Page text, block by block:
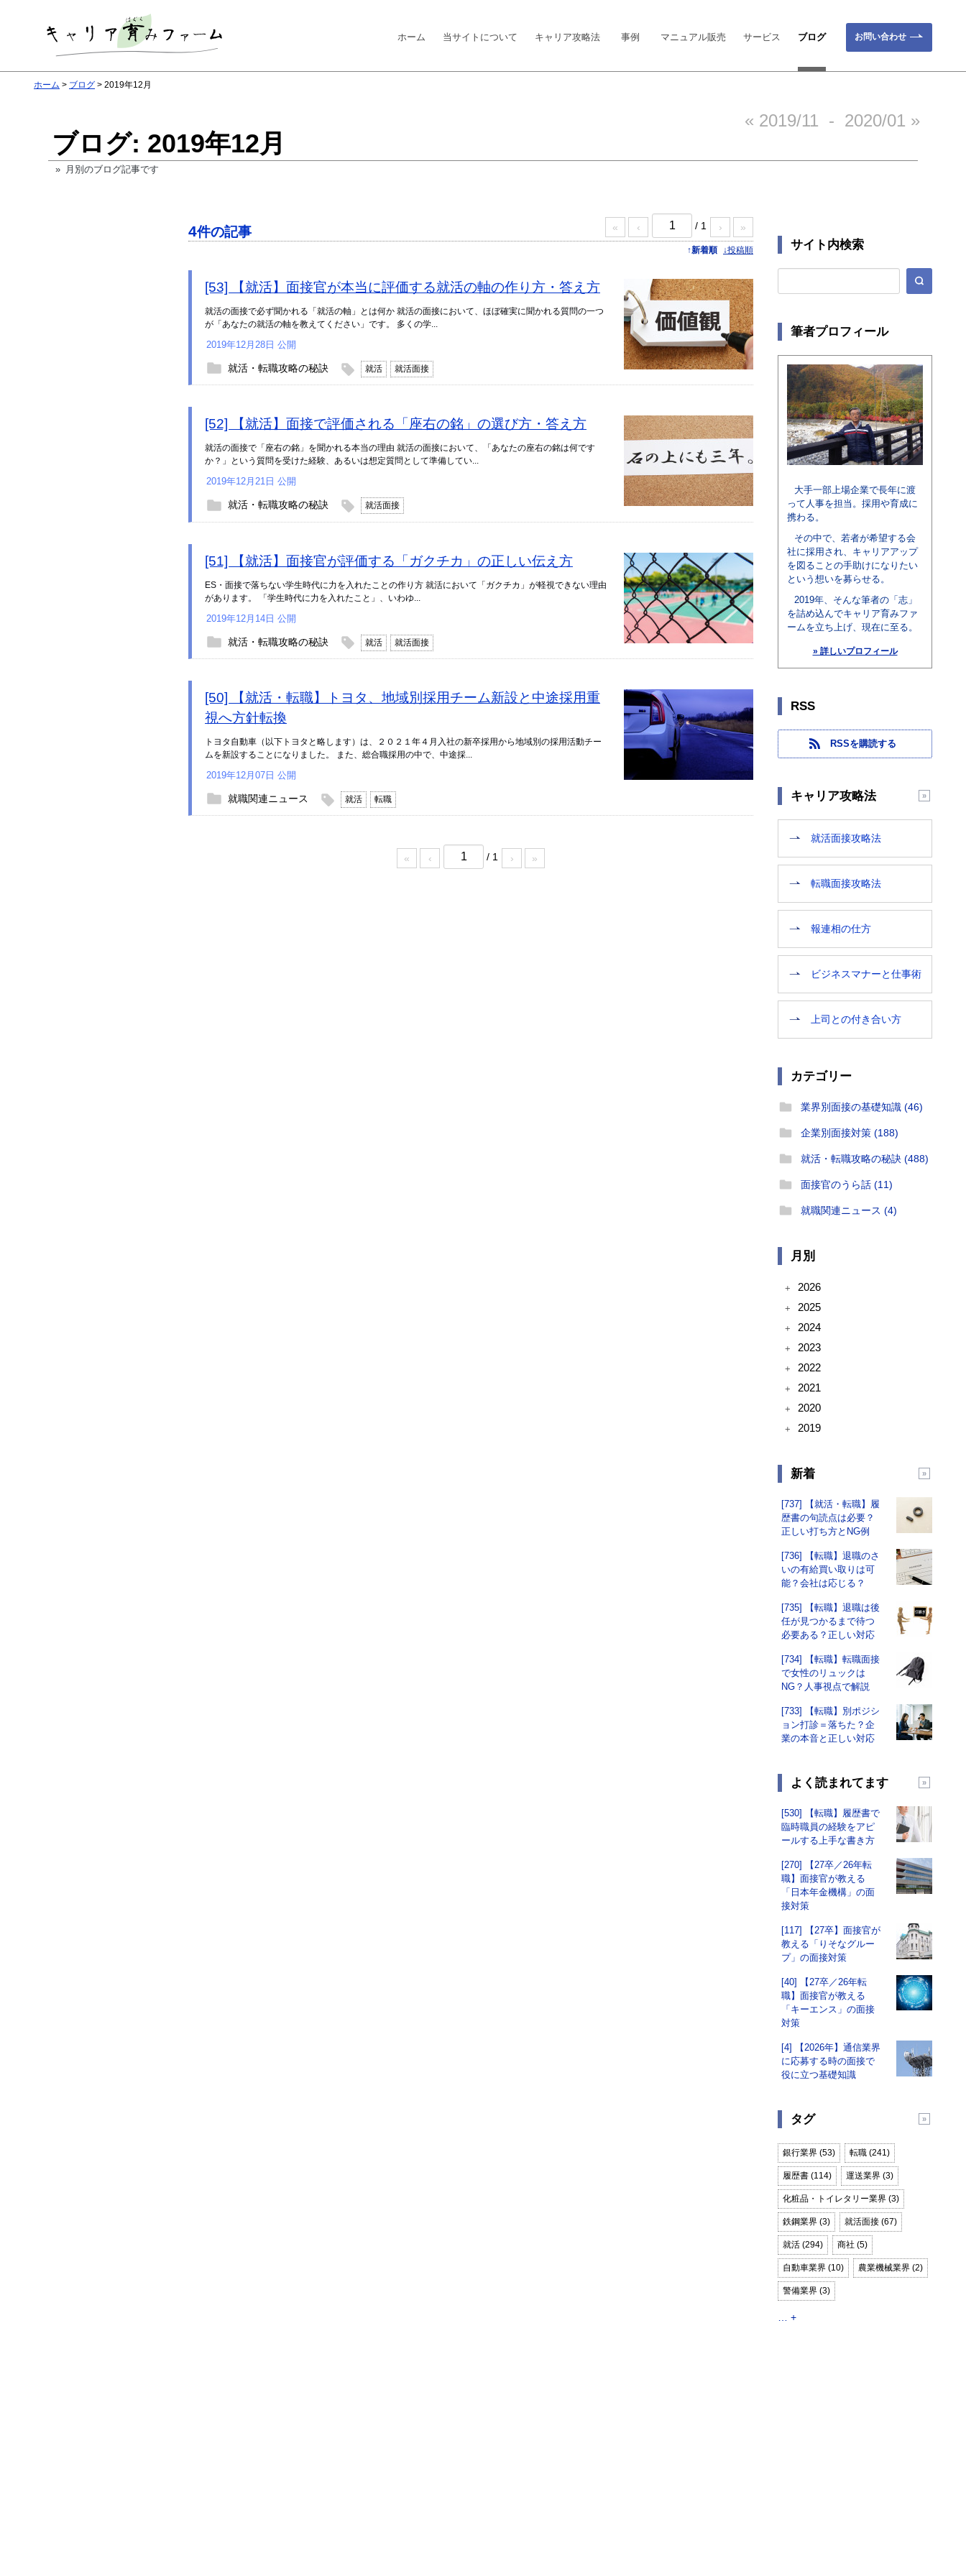
お問い合わせ
ホーム 当サイトについて キャリア攻略法 事例 マニュアル販売 サービス ブログ
ホーム ブログ 2019年12月
ブログ: 2019年12月
« 2019/11 - 2020/01 »
» 月別のブログ記事です
4件の記事
↑新着順 ↓投稿順
« ‹ / 1 › »
[53] 【就活】面接官が本当に評価する就活の軸の作り方・答え方
就活の面接で必ず聞かれる「就活の軸」とは何か 就活の面接において、ほぼ確実に聞かれる質問の一つ
が「あなたの就活の軸を教えてください」です。 多くの学...
2019年12月28日 公開
就活・転職攻略の秘訣 就活 就活面接
[52] 【就活】面接で評価される「座右の銘」の選び方・答え方
就活の面接で「座右の銘」を聞かれる本当の理由 就活の面接において、「あなたの座右の銘は何です
か？」という質問を受けた経験、あるいは想定質問として準備してい...
2019年12月21日 公開
就活・転職攻略の秘訣 就活面接
[51] 【就活】面接官が評価する「ガクチカ」の正しい伝え方
ES・面接で落ちない学生時代に力を入れたことの作り方 就活において「ガクチカ」が軽視できない理由
があります。 「学生時代に力を入れたこと」、いわゆ...
2019年12月14日 公開
就活・転職攻略の秘訣 就活 就活面接
[50] 【就活・転職】トヨタ、地域別採用チーム新設と中途採用重
視へ方針転換
トヨタ自動車（以下トヨタと略します）は、２０２１年４月入社の新卒採用から地域別の採用活動チー
ムを新設することになりました。 また、総合職採用の中で、中途採...
2019年12月07日 公開
就職関連ニュース 就活 転職
« ‹ / 1 › »
サイト内検索
筆者プロフィール
大手一部上場企業で長年に渡
って人事を担当。採用や育成に
携わる。
その中で、若者が希望する会
社に採用され、キャリアアップ
を図ることの手助けになりたい
という想いを募らせる。
2019年、そんな筆者の「志」
を詰め込んでキャリア育みファ
ームを立ち上げ、現在に至る。
» 詳しいプロフィール
RSS
RSSを購読する
キャリア攻略法
就活面接攻略法
転職面接攻略法
報連相の仕方
ビジネスマナーと仕事術
上司との付き合い方
カテゴリー
業界別面接の基礎知識 (46)
企業別面接対策 (188)
就活・転職攻略の秘訣 (488)
面接官のうら話 (11)
就職関連ニュース (4)
月別
+ 2026
+ 2025
+ 2024
+ 2023
+ 2022
+ 2021
+ 2020
+ 2019
新着
[737] 【就活・転職】履
歴書の句読点は必要？
正しい打ち方とNG例
[736] 【転職】退職のさ
いの有給買い取りは可
能？会社は応じる？
[735] 【転職】退職は後
任が見つかるまで待つ
必要ある？正しい対応
[734] 【転職】転職面接
で女性のリュックは
NG？人事視点で解説
[733] 【転職】別ポジシ
ョン打診＝落ちた？企
業の本音と正しい対応
よく読まれてます
[530] 【転職】履歴書で
臨時職員の経験をアピ
ールする上手な書き方
[270] 【27卒／26年転
職】面接官が教える
「日本年金機構」の面
接対策
[117] 【27卒】面接官が
教える「りそなグルー
プ」の面接対策
[40] 【27卒／26年転
職】面接官が教える
「キーエンス」の面接
対策
[4] 【2026年】通信業界
に応募する時の面接で
役に立つ基礎知識
タグ
銀行業界 (53) 転職 (241)
履歴書 (114) 運送業界 (3)
化粧品・トイレタリー業界 (3)
鉄鋼業界 (3) 就活面接 (67)
就活 (294) 商社 (5)
自動車業界 (10) 農業機械業界 (2)
警備業界 (3)
… +